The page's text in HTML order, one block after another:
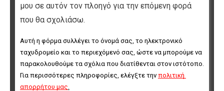
μου σε αυτόν τον πλοηγό για την επόμενη φορά
που θα σχολιάσω.
Αυτή η φόρμα συλλέγει το όνομά σας, το ηλεκτρονικό
ταχυδρομείο και το περιεχόμενό σας, ώστε να μπορούμε να
παρακολουθούμε τα σχόλια που διατίθενται στον ιστότοπο.
Για περισσότερες πληροφορίες, ελέγξτε την πολιτική
απορρήτου μας